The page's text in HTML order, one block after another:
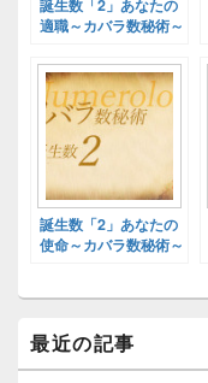
誕生数「2」あなたの
適職～カバラ数秘術～
誕生数「2」あなたの
使命～カバラ数秘術～
最近の記事